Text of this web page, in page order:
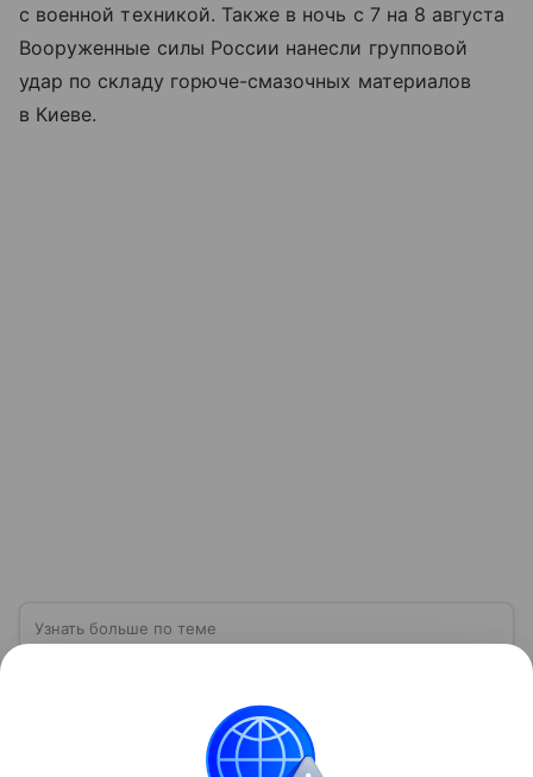
с военной техникой. Также в ночь с 7 на 8 августа
Вооруженные силы России нанесли групповой
удар по складу горюче-смазочных материалов
в Киеве.
Узнать больше по теме
Вооруженные силы Украины (ВСУ) —
государственная военная организация,
предназначенная для защиты интересов страны